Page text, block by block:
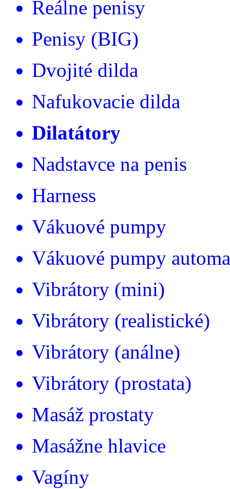
Reálne penisy
Penisy (BIG)
Dvojité dilda
Nafukovacie dilda
Dilatátory
Nadstavce na penis
Harness
Vákuové pumpy
Vákuové pumpy
Vibrátory (mini)
Vibrátory (realistické)
Vibrátory (análne)
Vibrátory (prostata)
Masáž prostaty
Masážne hlavice
Vagíny